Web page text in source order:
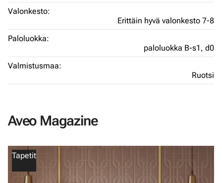
Valonkesto:
Erittäin hyvä valonkesto 7-8
Paloluokka:
paloluokka B-s1, d0
Valmistusmaa:
Ruotsi
Aveo Magazine
Tapetit